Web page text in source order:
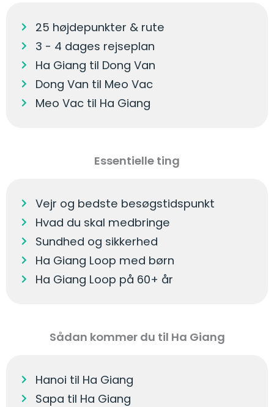
25 højdepunkter & rute
3 - 4 dages rejseplan
Ha Giang til Dong Van
Dong Van til Meo Vac
Meo Vac til Ha Giang
Essentielle ting
Vejr og bedste besøgstidspunkt
Hvad du skal medbringe
Sundhed og sikkerhed
Ha Giang Loop med børn
Ha Giang Loop på 60+ år
Sådan kommer du til Ha Giang
Hanoi til Ha Giang
Sapa til Ha Giang